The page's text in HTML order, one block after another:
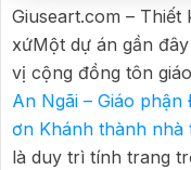
Giuseart.com – Thiết
xứMột dự án gần
vị cộng đồng tôn
An Ngãi – Giáo phận
ơn Khánh thành nhà
là duy trì tính trang